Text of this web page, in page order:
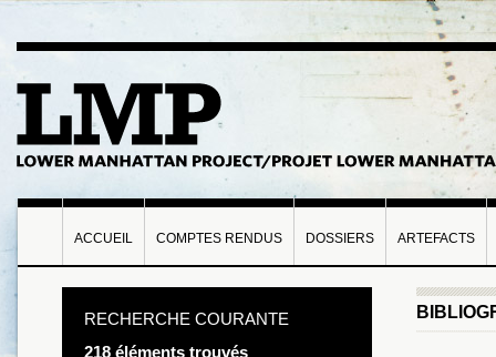
ACCUEIL COMPTES RENDUS DOSSIERS ARTEFACTS
RECHERCHE COURANTE
218 éléments trouvés